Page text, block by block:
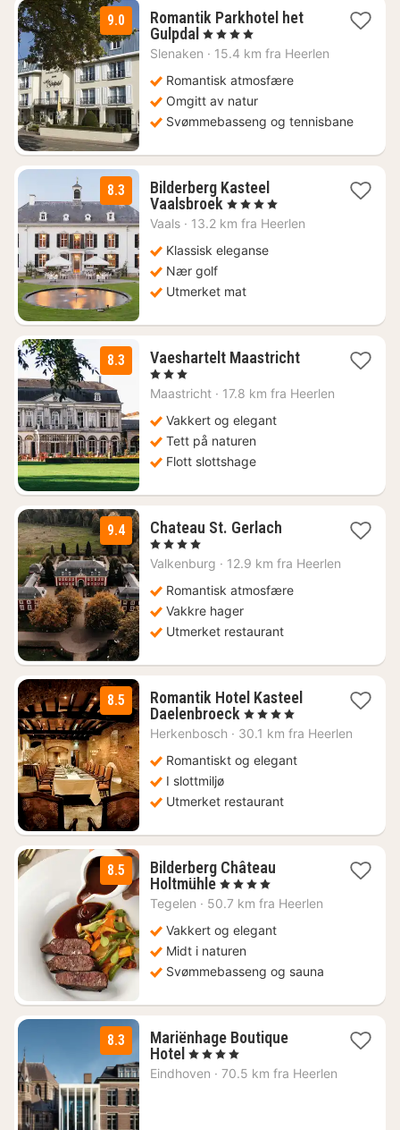
9.0
Romantik Parkhotel het
Gulpdal 3
netter
2442
kr.
, 4 Stjerner
Slenaken · 15.4 km fra Heerlen
Romantisk atmosfære
Omgitt av natur
Svømmebasseng og tennisbane
8.3
Bilderberg Kasteel
Vaalsbroek 1
natt
1079
, 4 Stjerner
Vaals · 13.2 km fra Heerlen
Klassisk eleganse
Nær golf
Utmerket mat
8.3 Vaeshartelt Maastricht1
fra
, 3 Stjerner
Maastricht · 17.8 km fra Heerlen
Vakkert og elegant
Tett på naturen
Flott slottshage
9.4 Chateau St. Gerlach1
fra
kr.
, 4 Stjerner
Valkenburg · 12.9 km fra Heerlen
Romantisk atmosfære
Vakkre hager
Utmerket restaurant
8.5
Romantik Hotel Kasteel
Daelenbroeck 1
natt
1815
, 4 Stjerner
Herkenbosch · 30.1 km fra Heerlen
Romantiskt og elegant
I slottmiljø
Utmerket restaurant
8.5
Bilderberg Château
Holtmühle1
natt
881
kr.
, 4 Stjerner
Tegelen · 50.7 km fra Heerlen
Vakkert og elegant
Midt i naturen
Svømmebasseng og sauna
8.3
Mariënhage Boutique
Hotel 1
natt
, 4 Stjerner
Eindhoven · 70.5 km fra Heerlen